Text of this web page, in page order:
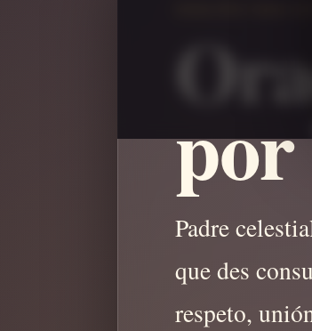
ORACIÓN PARA
por
Padre
que des
respeto,